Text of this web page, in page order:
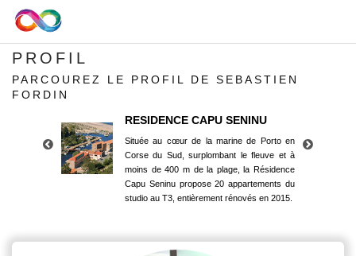
PROFIL
PARCOUREZ LE PROFIL DE SEBASTIEN
FORDIN
RESIDENCE CAPU SENINU
Située au cœur de la marine de Porto en
Corse du Sud, surplombant le fleuve et à
moins de 400 m de la plage, la Résidence
Capu Seninu propose 20 appartements du
studio au T3, entièrement rénovés en 2015.
Corse du Sud, surplombant le fleuve et à